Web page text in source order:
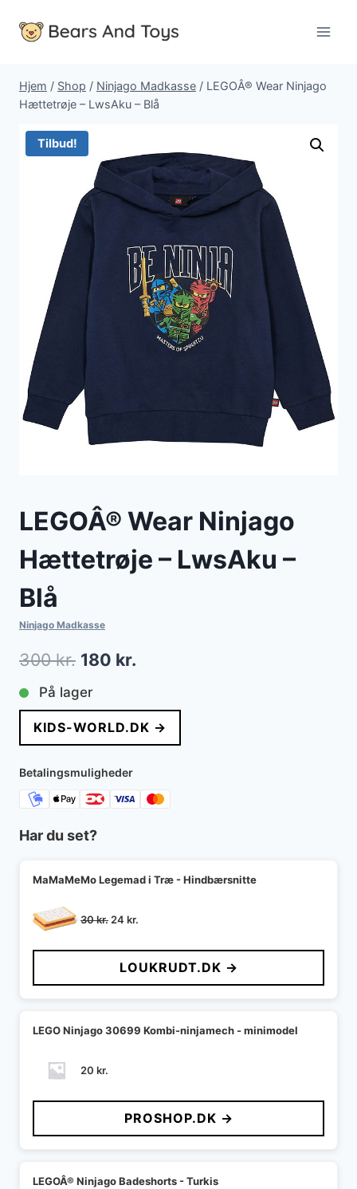
Hjem / Shop / Ninjago Madkasse / LEGOÂ® Wear Ninjago
Hættetrøje – LwsAku – Blå
Tilbud!
LEGOÂ® Wear Ninjago
Hættetrøje – LwsAku –
Blå
Ninjago Madkasse
300kr. Den
oprindelige
pris
var:
300 kr..
180 kr.
pris
er:
På lager
KIDS-WORLD.DK →
Betalingsmuligheder
Har du set?
MaMaMeMo Legemad i Træ - Hindbærsnitte
30kr. Den
pris
var:
30 kr..
24 kr.
pris
er:
24 kr..
LOUKRUDT.DK →
LEGO Ninjago 30699 Kombi-ninjamech - minimodel
20 kr.
PROSHOP.DK →
LEGOÂ® Ninjago Badeshorts - Turkis